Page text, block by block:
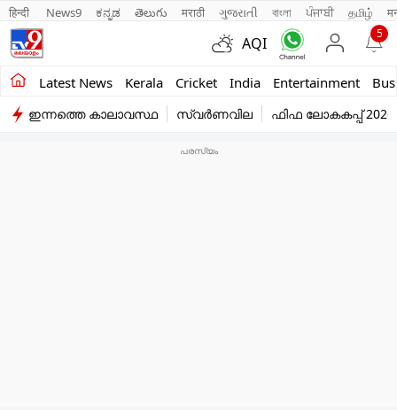
हिन्दी News9 ಕನ್ನಡ తెలుగు मराठी ગુજરાતી বাংলা ਪੰਜਾਬੀ தமிழ்
AQI
5
Latest News Kerala Cricket India Entertainment
Kerala
Indiaഇന്നത്തെ കാലാവസ്ഥ സ്വർണവില ഫിഫ ലോകകപ്പ് 2026